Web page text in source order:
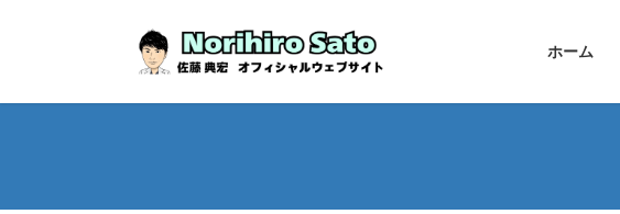
ホーム